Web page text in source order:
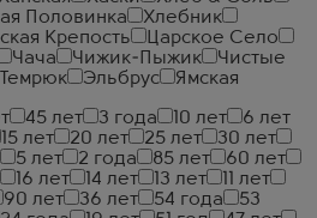
Половинка
Хлебник
Крепость
Царское Село
Чача Чижик-Пыжик
Чистые
Эльбрус
Ямская
45 лет 3 года 10 лет
6 лет
15 лет 20 лет 25 лет
30 лет
5 лет 2 года 85 лет
60 лет
16 лет 14 лет 13 лет
11 лет
90 лет 36 лет 54 года
53